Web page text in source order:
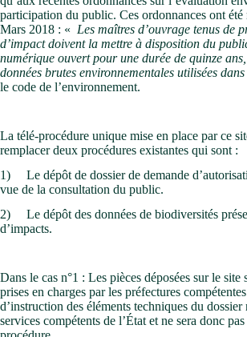
participation du public. Ces ordonnances ont
Mars 2018 : « Les maîtres d’ouvrage tenus de
d’impact doivent la mettre à disposition du
numérique ouvert pour une durée de quinze
données brutes environnementales utilisées dans
le code de l’environnement.
La télé-procédure unique mise en place par ce
remplacer deux procédures existantes qui sont :
1) Le dépôt de dossier de demande
vue de la consultation du public.
2) Le dépôt des données de biodiversités
d’impacts.
Dans le cas n°1 : Les pièces déposées sur le site
prises en charges par les préfectures
d’instruction des éléments techniques du dossier
services compétents de l’État et ne sera donc